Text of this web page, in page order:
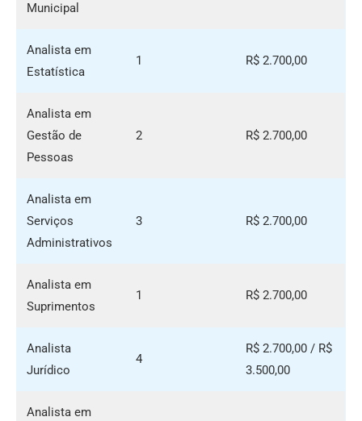
Municipal
Analista em
Estatística
1 R$ 2.700,00
Analista em
Gestão de
Pessoas
2 R$ 2.700,00
Analista em
Serviços
Administrativos
3 R$ 2.700,00
Analista em
Suprimentos
1 R$ 2.700,00
Analista
Jurídico
4
R$ 2.700,00 / R$
3.500,00
Analista em